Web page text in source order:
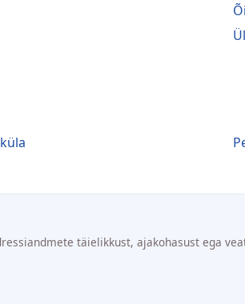
täielikkust, ajakohasust ega